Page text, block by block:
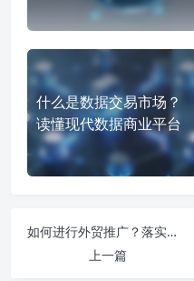
什么是数据交易市场？
读懂现代数据商业平台
如何进行外贸推广？落实好渠道与SEO！
上一篇